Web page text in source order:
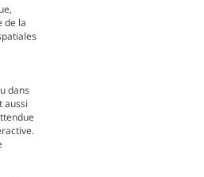
de la
dans
aussi